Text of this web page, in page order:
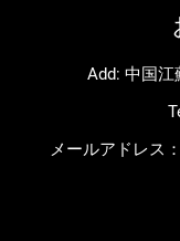
Add: 中国
メールアドレス：